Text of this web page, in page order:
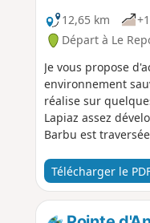
12,65 km
Départ à Le
Je vous propose
environnement
réalise sur
Lapiaz assez
Barbu est
Télécharger le